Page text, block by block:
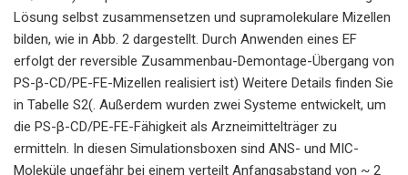
Lösung selbst zusammensetzen und supramolekulare Mizellen
bilden, wie in Abb. 2 dargestellt. Durch Anwenden eines EF
erfolgt der reversible Zusammenbau-Demontage-Übergang von
PS-β-CD/PE-FE-Mizellen realisiert ist) Weitere Details finden Sie
in Tabelle S2(. Außerdem wurden zwei Systeme entwickelt, um
die PS-β-CD/PE-FE-Fähigkeit als Arzneimittelträger zu
ermitteln. In diesen Simulationsboxen sind ANS- und MIC-
Moleküle ungefähr bei einem verteilt Anfangsabstand von ~ 2